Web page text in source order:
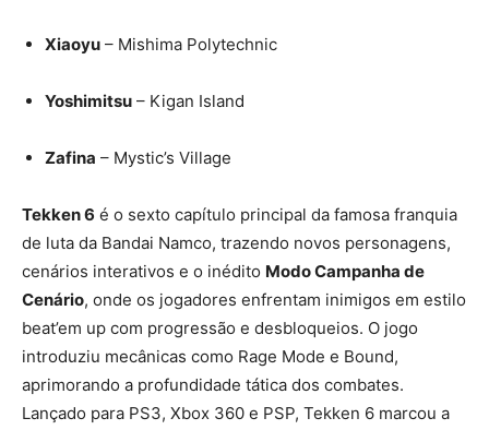
Xiaoyu – Mishima Polytechnic
Yoshimitsu – Kigan Island
Zafina – Mystic’s Village
Tekken 6 é o sexto capítulo principal da famosa franquia
de luta da Bandai Namco, trazendo novos personagens,
cenários interativos e o inédito Modo Campanha de
Cenário, onde os jogadores enfrentam inimigos em estilo
beat’em up com progressão e desbloqueios. O jogo
introduziu mecânicas como Rage Mode e Bound,
aprimorando a profundidade tática dos combates.
Lançado para PS3, Xbox 360 e PSP, Tekken 6 marcou a